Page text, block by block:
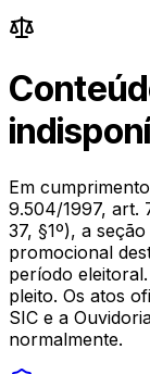
Em
9.504/1997, art.
37, §1º), a
promocional
período
pleito. Os atos
SIC e a
normalmente.